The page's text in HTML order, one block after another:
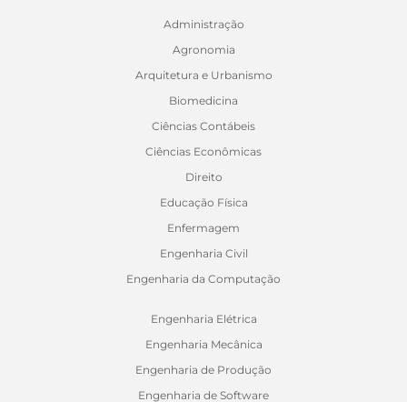
Administração
Agronomia
Arquitetura e Urbanismo
Biomedicina
Ciências Contábeis
Ciências Econômicas
Direito
Educação Física
Enfermagem
Engenharia Civil
Engenharia da Computação
Engenharia Elétrica
Engenharia Mecânica
Engenharia de Produção
Engenharia de Software